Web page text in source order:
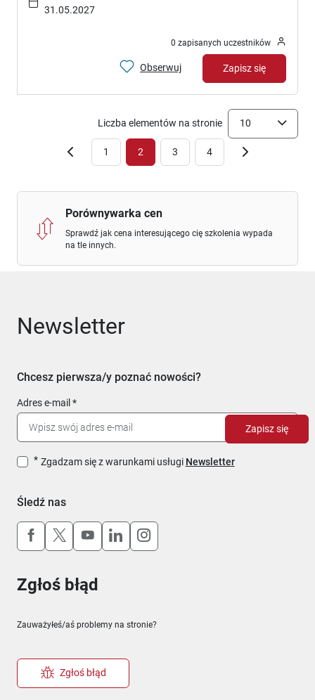
31.05.2027
0 zapisanych uczestników
Obserwuj Zapisz się
1 2 3 4
Liczba elementów na stronie 10
Porównywarka cen
Sprawdź jak cena interesującego cię szkolenia wypada
na tle innych.
Newsletter
Chcesz pierwsza/y poznać nowości?
Adres e-mail
Zgadzam się z warunkami usługi Newsletter
Zapisz się
Śledź nas
Uwaga, link otworzy się w nowym oknie
Uwaga, link otworzy się w nowym oknie
Uwaga, link otworzy się w nowym
Uwaga, link otworzy się w
Uwaga, link otworzy się w
Zgłoś błąd
Zauważyłeś/aś problemy na stronie?
Zgłoś błąd